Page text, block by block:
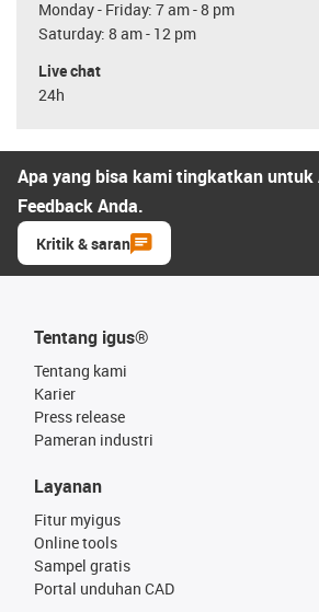
Monday - Friday: 7 am - 8 pm
Saturday: 8 am - 12 pm
Live chat
24h
Apa yang bisa kami tingkatkan untuk
Feedback Anda.
Kritik & saran
Tentang igus®
Tentang kami
Karier
Press release
Pameran industri
Layanan
Fitur myigus
Online tools
Sampel gratis
Portal unduhan CAD